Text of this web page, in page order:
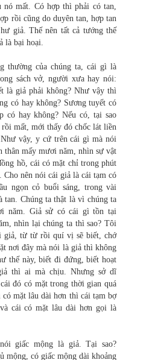
nó mất. Có hợp thì phải có tan,
rồi cũng do duyên tan, hợp tan
giả. Thế nên tất cả tướng thế
là bại hoại.
thường của chúng ta, cái gì là
sách vở, người xưa hay nói:
là giả phải không? Như vậy thì
có hay không? Sương tuyết có
có hay không? Nếu có, tại sao
mất, mới thấy đó chốc lát liền
vậy, y cứ trên cái gì mà nói
thân mấy mươi năm, nhìn sự vật
hồ, cái có mặt chỉ trong phút
nên nói cái giả là cái tạm có
ngọn cỏ buổi sáng, trong vài
tan. Chúng ta thật là vì chúng ta
năm. Giả sử có cái gì tồn tại
nhìn lại chúng ta thì sao? Tôi
giả, từ từ rồi quí vị sẽ biết, chớ
nơi đây mà nói là giả thì không
thế này, biết đi đứng, biết hoạt
thì ai mà chịu. Nhưng sở dĩ
đó có mặt trong thời gian quá
mặt lâu dài hơn thì cái tạm bợ
cái có mặt lâu dài hơn gọi là
giấc mộng là giả. Tại sao?
mộng, có giấc mộng dài khoảng